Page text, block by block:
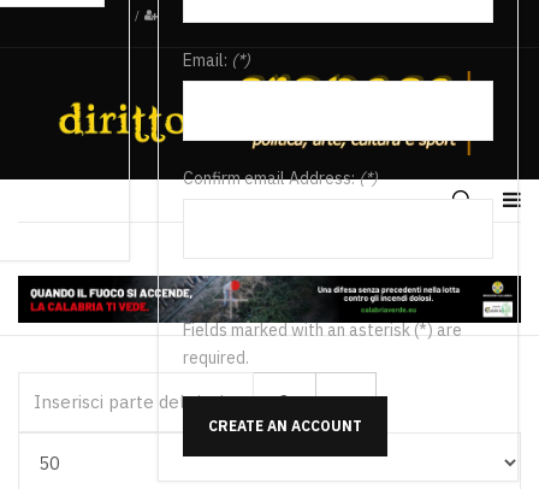
/
Email: (*)
Confirm email Address:(*)
Fields marked with an asterisk (*) are
required.
CREATE AN ACCOUNT